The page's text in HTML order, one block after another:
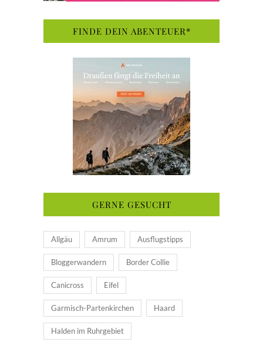
FINDE DEIN ABENTEUER*
GERNE GESUCHT
Allgäu Amrum Ausflugstipps
Bloggerwandern Border Collie
Canicross Eifel
Garmisch-Partenkirchen Haard
Halden im Ruhrgebiet